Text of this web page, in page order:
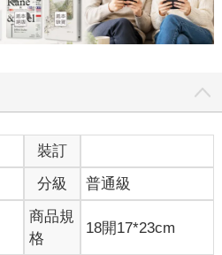
裝訂
分級 普通級
商品規
格
18開17*23cm